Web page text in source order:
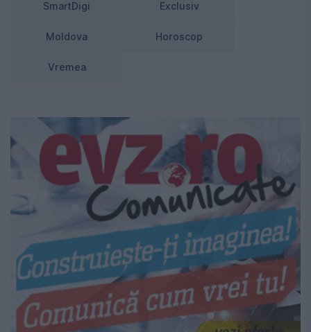
SmartDigi Exclusiv
Moldova Horoscop
Vremea